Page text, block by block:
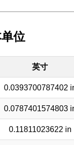
位
英寸
0.0393700787402
0.0787401574803
0.11811023622 in